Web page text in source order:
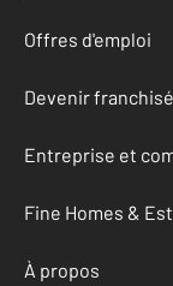
Offres d'emploi
Devenir franchisé
Entreprise et
Fine Homes &
À propos